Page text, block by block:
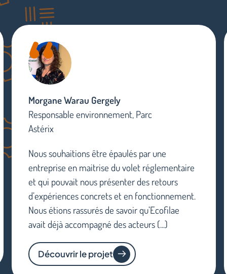
Morgane Warau Gergely
Responsable environnement, Parc
Astérix
Nous souhaitions être épaulés par une
entreprise en maitrise du volet réglementaire
et qui pouvait nous présenter des retours
d’expériences concrets et en fonctionnement.
Nous étions rassurés de savoir qu’Ecofilae
avait déjà accompagné des acteurs (...)
Découvrir le projet